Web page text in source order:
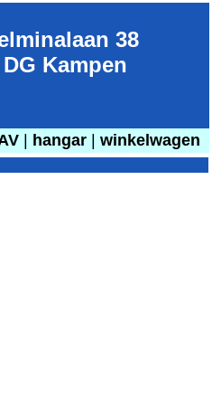
38
DG Kampen
hangar winkelwagen